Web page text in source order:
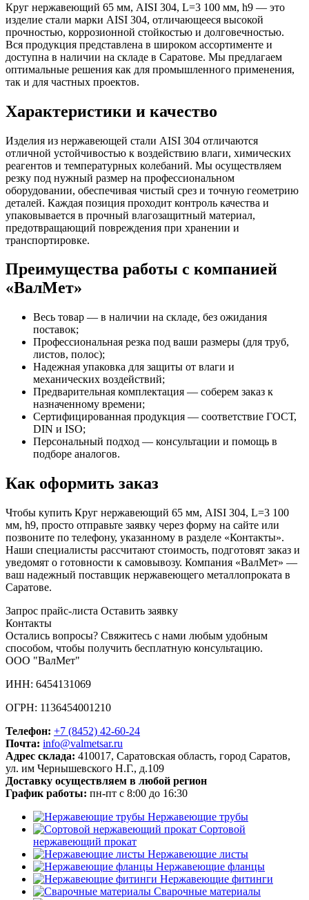
Круг нержавеющий 65 мм, AISI 304, L=3 100 мм, h9 — это
изделие стали марки AISI 304, отличающееся высокой
прочностью, коррозионной стойкостью и долговечностью.
Вся продукция представлена в широком ассортименте и
доступна в наличии на складе в Саратове. Мы предлагаем
оптимальные решения как для промышленного применения,
так и для частных проектов.
Характеристики и качество
Изделия из нержавеющей стали AISI 304 отличаются
отличной устойчивостью к воздействию влаги, химических
реагентов и температурных колебаний. Мы осуществляем
резку под нужный размер на профессиональном
оборудовании, обеспечивая чистый срез и точную геометрию
деталей. Каждая позиция проходит контроль качества и
упаковывается в прочный влагозащитный материал,
предотвращающий повреждения при хранении и
транспортировке.
Преимущества работы с компанией
«ВалМет»
Весь товар — в наличии на складе, без ожидания
поставок;
Профессиональная резка под ваши размеры (для труб,
листов, полос);
Надежная упаковка для защиты от влаги и
механических воздействий;
Предварительная комплектация — соберем заказ к
назначенному времени;
Сертифицированная продукция — соответствие ГОСТ,
DIN и ISO;
Персональный подход — консультации и помощь в
подборе аналогов.
Как оформить заказ
Чтобы купить Круг нержавеющий 65 мм, AISI 304, L=3 100
мм, h9, просто отправьте заявку через форму на сайте или
позвоните по телефону, указанному в разделе «Контакты».
Наши специалисты рассчитают стоимость, подготовят заказ и
уведомят о готовности к самовывозу. Компания «ВалМет» —
ваш надежный поставщик нержавеющего металлопроката в
Саратове.
Запрос прайс-листа Оставить заявку
Контакты
Остались вопросы? Свяжитесь с нами любым удобным
способом, чтобы получить бесплатную консультацию.
ООО "ВалМет"
ИНН: 6454131069
ОГРН: 1136454001210
Телефон: +7 (8452) 42-60-24
Почта: info@valmetsar.ru
Адрес склада: 410017, Саратовская область, город Саратов,
ул. им Чернышевского Н.Г., д.109
Доставку осуществляем в любой регион
График работы: пн-пт с 8:00 до 16:30
Нержавеющие трубы
Сортовой
нержавеющий прокат
Нержавеющие листы
Нержавеющие фланцы
Нержавеющие фитинги
Сварочные материалы